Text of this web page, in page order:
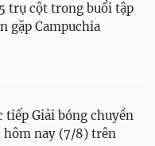
trụ cột trong buổi tập
gặp Campuchia
Giải bóng chuyền
hôm nay (7/8) trên